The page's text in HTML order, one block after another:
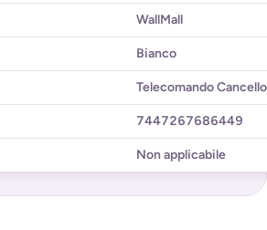
WallMall
Bianco
Telecomando Cancello
7447267686449
Non applicabile